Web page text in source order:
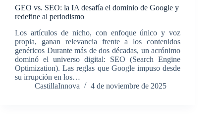
GEO vs. SEO: la IA desafía el dominio de Google y
redefine al periodismo
Los artículos de nicho, con enfoque único y voz
propia, ganan relevancia frente a los contenidos
genéricos Durante más de dos décadas, un acrónimo
dominó el universo digital: SEO (Search Engine
Optimization). Las reglas que Google impuso desde
su irrupción en los…
CastillaInnova
4 de noviembre de 2025